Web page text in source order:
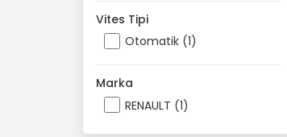
Vites Tipi
Otomatik (1)
Marka
RENAULT (1)